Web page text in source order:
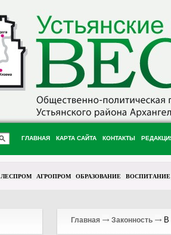
ГЛАВНАЯ КАРТА САЙТА КОНТАКТЫ
ЛЕСПРОМ АГРОПРОМ ОБРАЗОВАНИЕ ВОСПИТАНИЕ
Главная Законность В